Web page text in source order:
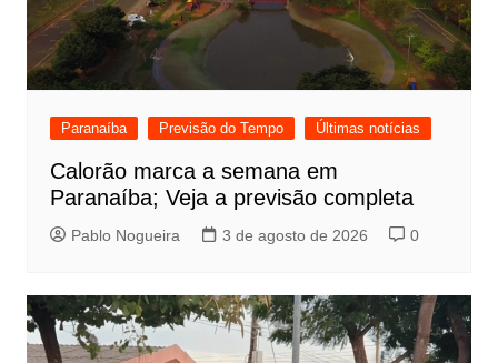
Paranaíba Previsão do Tempo Últimas notícias
Calorão marca a semana em
Paranaíba; Veja a previsão completa
Pablo Nogueira 3 de agosto de 2026 0